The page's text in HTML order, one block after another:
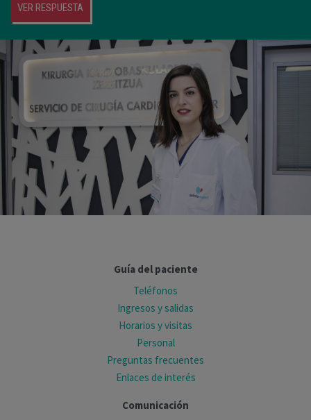
VER RESPUESTA
Guía del paciente
Teléfonos
Ingresos y salidas
Horarios y visitas
Personal
Preguntas frecuentes
Enlaces de interés
Comunicación